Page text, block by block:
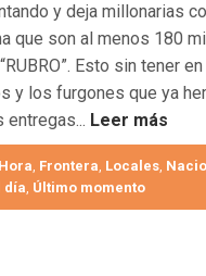
y deja millonarias
que son al menos 180
Esto sin tener
y los furgones que ya
entregas... Leer más
, Frontera, Locales,
día, Último momento